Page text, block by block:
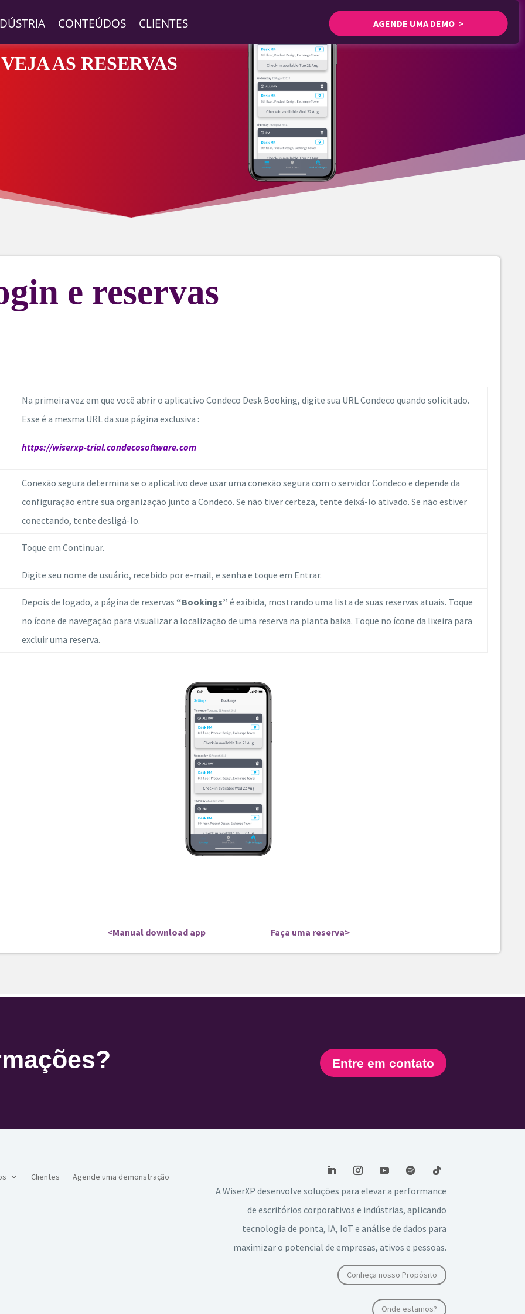
CONTEÚDOS CLIENTES AGENDE UMA DEMO >
AS RESERVAS
e reservas
Na primeira vez em que você abrir o aplicativo Condeco Desk Booking, digite sua URL Condeco quando solicitado.
Esse é a mesma URL da sua página exclusiva :
https://wiserxp-trial.condecosoftware.com
Conexão segura determina se o aplicativo deve usar uma conexão segura com o servidor Condeco e depende da
configuração entre sua organização junto a Condeco. Se não tiver certeza, tente deixá-lo ativado. Se não estiver
conectando, tente desligá-lo.
Toque em Continuar.
Digite seu nome de usuário, recebido por e-mail, e senha e toque em Entrar.
Depois de logado, a página de reservas “Bookings” é exibida, mostrando uma lista de suas reservas atuais. Toque
no ícone de navegação para visualizar a localização de uma reserva na planta baixa. Toque no ícone da lixeira para
excluir uma reserva.
<Manual download app Faça uma reserva>
Entre em contato
Clientes Agende uma demonstração
A WiserXP desenvolve soluções para elevar a performance
de escritórios corporativos e indústrias, aplicando
tecnologia de ponta, IA, IoT e análise de dados para
maximizar o potencial de empresas, ativos e pessoas.
Conheça nosso Propósito
Onde estamos?